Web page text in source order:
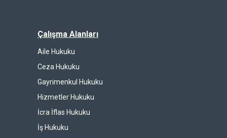
Çalışma Alanları
Aile Hukuku
Ceza Hukuku
Gayrimenkul Hukuku
Hizmetler Hukuku
İcra İflas Hukuku
İş Hukuku